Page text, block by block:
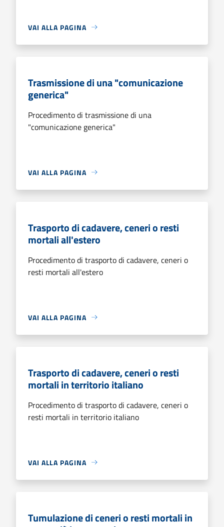
VAI ALLA PAGINA
Trasmissione di una "comunicazione
generica"
Procedimento di trasmissione di una
"comunicazione generica"
VAI ALLA PAGINA
Trasporto di cadavere, ceneri o resti
mortali all'estero
Procedimento di trasporto di cadavere, ceneri o
resti mortali all'estero
VAI ALLA PAGINA
Trasporto di cadavere, ceneri o resti
mortali in territorio italiano
Procedimento di trasporto di cadavere, ceneri o
resti mortali in territorio italiano
VAI ALLA PAGINA
Tumulazione di ceneri o resti mortali in